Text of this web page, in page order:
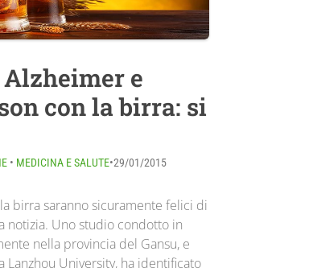
e
con la birra: si
• MEDICINA E SALUTE•29/01/2015
birra saranno sicuramente felici di
notizia. Uno studio condotto in
nella provincia del Gansu, e
Lanzhou University, ha identificato